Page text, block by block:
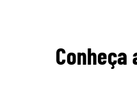
Conheça